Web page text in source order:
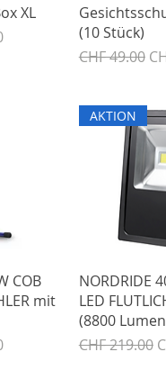
XL
(10 Stück)
CHF 49.00
COB
mit
AKTION
NORDRIDE
LED
(8800
CHF 219.00